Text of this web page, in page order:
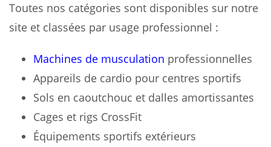
Toutes nos catégories sont disponibles sur notre
site et classées par usage professionnel :
Machines de musculation professionnelles
Appareils de cardio pour centres sportifs
Sols en caoutchouc et dalles amortissantes
Cages et rigs CrossFit
Équipements sportifs extérieurs